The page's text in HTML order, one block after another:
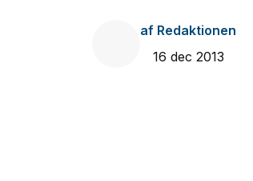
af Redaktionen
16 dec 2013